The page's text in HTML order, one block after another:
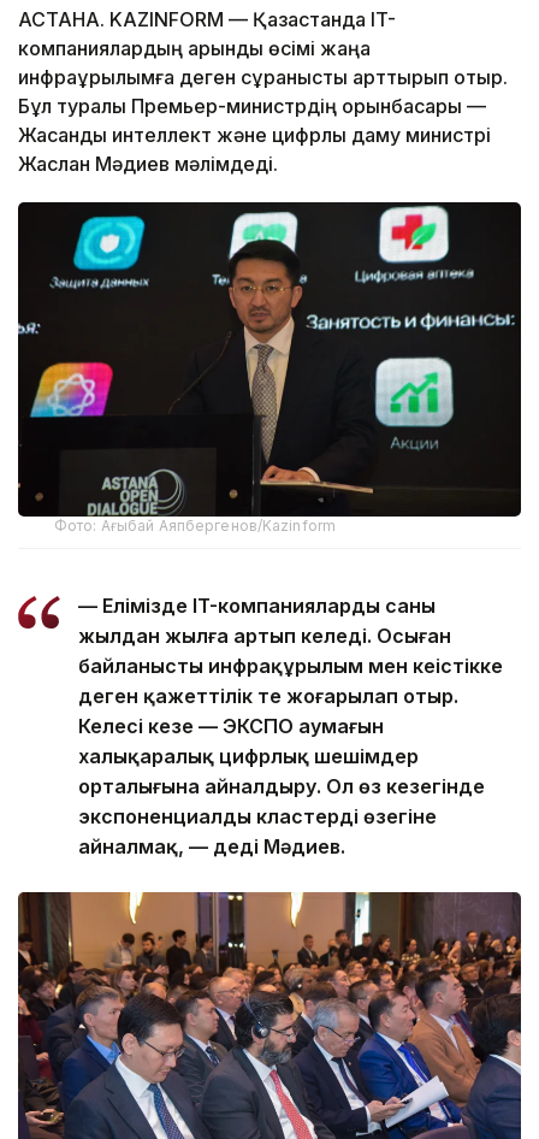
АСТАНА. KAZINFORM — Қазақстанда IT-
компаниялардың қарқынды өсімі жаңа
инфрақұрылымға деген сұранысты арттырып отыр.
Бұл туралы Премьер-министрдің орынбасары —
Жасанды интеллект және цифрлық даму министрі
Жаслан Мәдиев мәлімдеді.
Фото: Ағыбай Аяпбергенов/Kazinform
— Елімізде IT-компаниялардың саны
жылдан жылға артып келеді. Осыған
байланысты инфрақұрылым мен кеңістікке
деген қажеттілік те жоғарылап отыр.
Келесі кезең — ЭКСПО аумағын
халықаралық цифрлық шешімдер
орталығына айналдыру. Ол өз кезегінде
экспоненциалды кластердің өзегіне
айналмақ, — деді Мәдиев.